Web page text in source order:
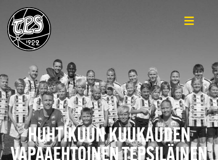
HUHTIKUUN KUUKAUDEN
VAPAAEHTOINEN TEPSILÄINEN